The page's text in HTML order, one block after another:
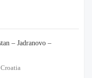
– Jadranovo –